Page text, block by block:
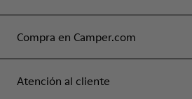
Compra en Camper.com
Atención al cliente